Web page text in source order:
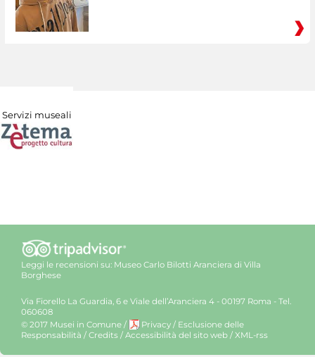
Servizi museali
Leggi le recensioni su: Museo Carlo Bilotti Aranciera di Villa
Borghese
Via Fiorello La Guardia, 6 e Viale dell’Aranciera 4 - 00197 Roma - Tel.
060608
© 2017 Musei in Comune / Privacy / Esclusione delle
Responsabilità / Credits / Accessibilità del sito web / XML-rss